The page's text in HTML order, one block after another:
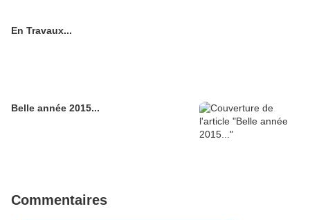
En Travaux...
Belle année 2015...
Commentaires